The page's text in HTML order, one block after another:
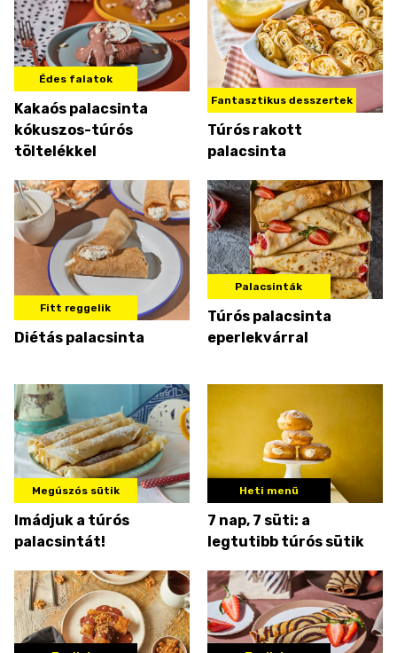
Édes falatok
Kakaós palacsinta
kókuszos-túrós
töltelékkel
Fantasztikus desszertek
Túrós rakott
palacsinta
Fitt reggelik
Diétás palacsinta
Palacsinták
Túrós palacsinta
eperlekvárral
Megúszós sütik
Imádjuk a túrós
palacsintát!
Heti menü
7 nap, 7 süti: a
legtutibb túrós sütik